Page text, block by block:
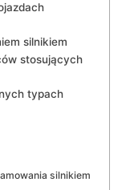
silnikiem
stosujących
typach
silnikiem